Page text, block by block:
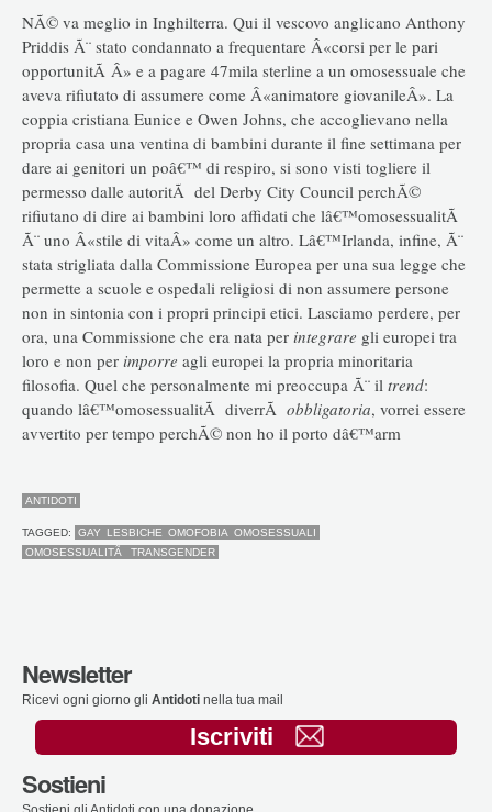
NÃ© va meglio in Inghilterra. Qui il vescovo anglicano Anthony
Priddis Ã¨ stato condannato a frequentare Â«corsi per le pari
opportunitÃ Â» e a pagare 47mila sterline a un omosessuale che
aveva rifiutato di assumere come Â«animatore giovanileÂ». La
coppia cristiana Eunice e Owen Johns, che accoglievano nella
propria casa una ventina di bambini durante il fine settimana per
dare ai genitori un poâ€™ di respiro, si sono visti togliere il
permesso dalle autoritÃ del Derby City Council perchÃ©
rifiutano di dire ai bambini loro affidati che lâ€™omosessualitÃ
Ã¨ uno Â«stile di vitaÂ» come un altro. Lâ€™Irlanda, infine, Ã¨
stata strigliata dalla Commissione Europea per una sua legge che
permette a scuole e ospedali religiosi di non assumere persone
non in sintonia con i propri principi etici. Lasciamo perdere, per
ora, una Commissione che era nata per integrare gli europei tra
loro e non per imporre agli europei la propria minoritaria
filosofia. Quel che personalmente mi preoccupa Ã¨ il trend:
quando lâ€™omosessualitÃ diverrÃ obbligatoria, vorrei essere
avvertito per tempo perchÃ© non ho il porto dâ€™arm
ANTIDOTI
TAGGED: GAY LESBICHE OMOFOBIA OMOSESSUALI
OMOSESSUALITÃ
TRANSGENDER
Newsletter
Ricevi ogni giorno gli Antidoti nella tua mail
Iscriviti
Sostieni
Sostieni gli Antidoti con una donazione